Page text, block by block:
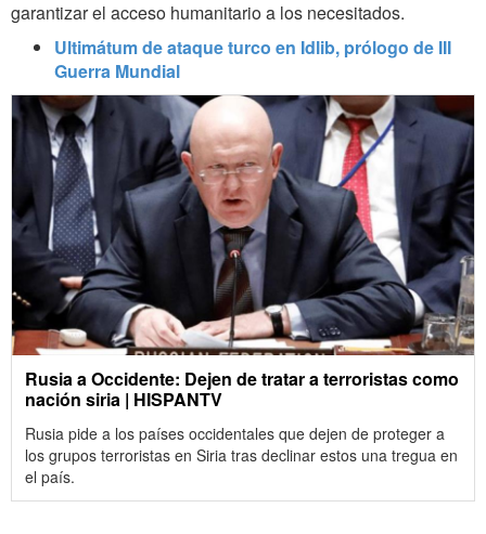
garantizar el acceso humanitario a los necesitados.
Ultimátum de ataque turco en Idlib, prólogo de III
Guerra Mundial
Rusia a Occidente: Dejen de tratar a terroristas como
nación siria | HISPANTV
Rusia pide a los países occidentales que dejen de proteger a
los grupos terroristas en Siria tras declinar estos una tregua en
el país.